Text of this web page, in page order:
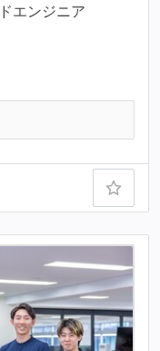
エンジニア